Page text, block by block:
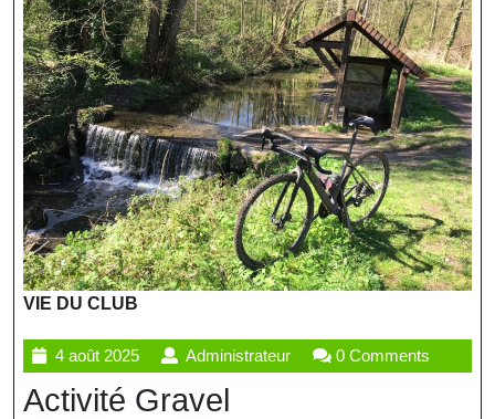
VIE DU CLUB
4 août 20254
août
2025
AdministrateurAdministrateur
0 Comments
Activité Gravel